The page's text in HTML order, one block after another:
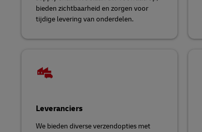
bieden zichtbaarheid en zorgen voor
tijdige levering van onderdelen.
Leveranciers
We bieden diverse verzendopties met